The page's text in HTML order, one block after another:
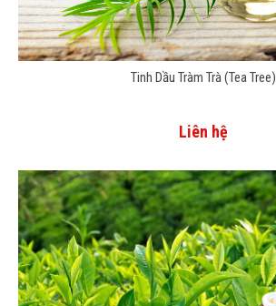
Tinh Dầu Tràm Trà (Tea Tree)
Liên hệ